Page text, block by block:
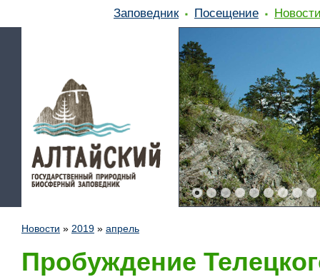
Заповедник Посещение
Новости » 2019 » апрель
Пробуждение